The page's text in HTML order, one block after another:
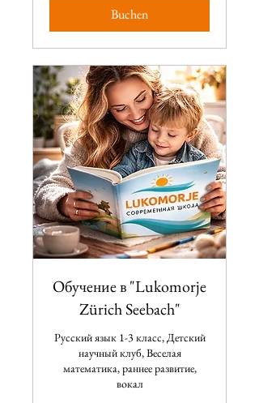
Buchen
Обучение в "Lukomorje
Zürich Seebach"
Русский язык 1-3 класс, Детский
научный клуб, Веселая
математика, раннее развитие,
вокал